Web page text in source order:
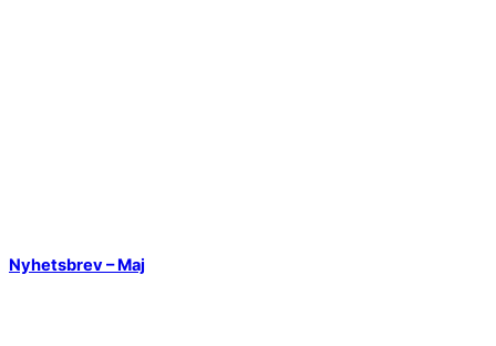
Nyhetsbrev – Maj